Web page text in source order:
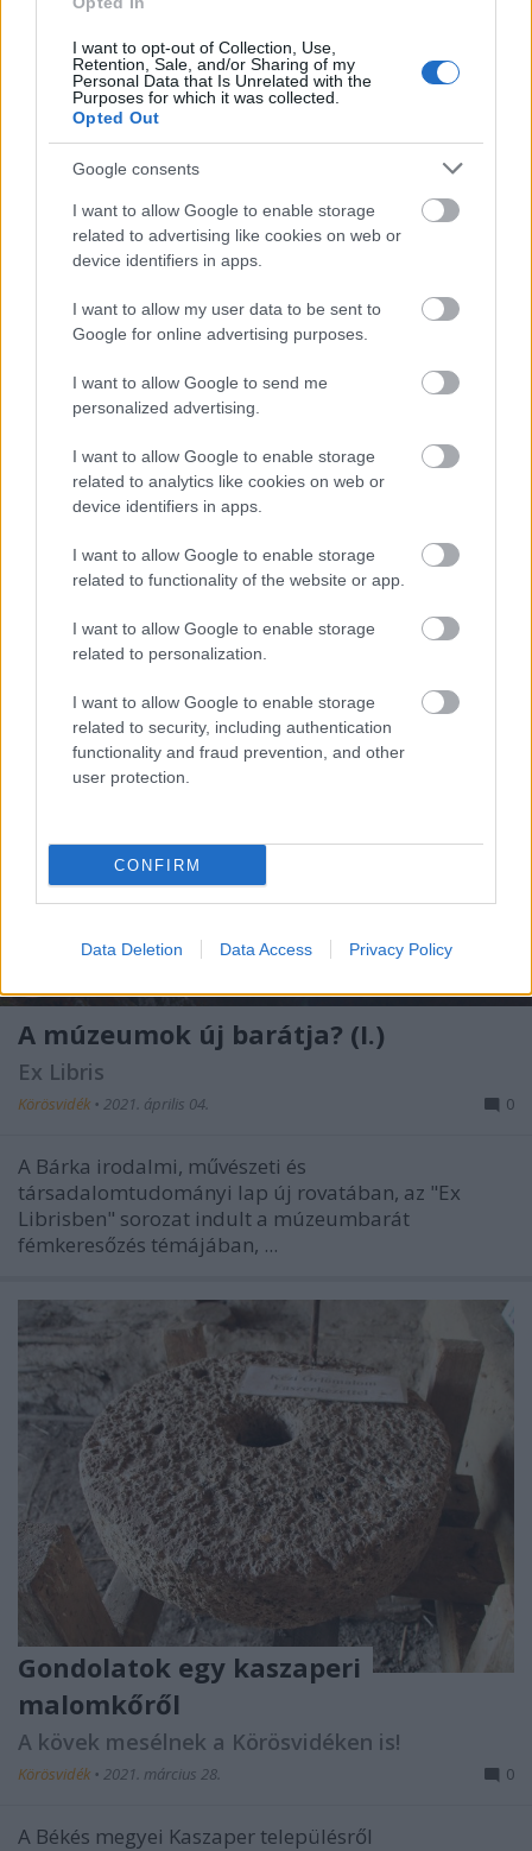
I want to opt-out of Collection, Use,
Retention, Sale, and/or Sharing of my
Personal Data that Is Unrelated with the
Purposes for which it was collected.
Opted Out
Google consents
I want to allow Google to enable storage
related to advertising like cookies on web or
device identifiers in apps.
I want to allow my user data to be sent to
Google for online advertising purposes.
I want to allow Google to send me
personalized advertising.
I want to allow Google to enable storage
related to analytics like cookies on web or
device identifiers in apps.
I want to allow Google to enable storage
related to functionality of the website or app.
I want to allow Google to enable storage
related to personalization.
I want to allow Google to enable storage
related to security, including authentication
functionality and fraud prevention, and other
user protection.
CONFIRM
Data Deletion Data Access Privacy Policy
Körösvidék•2021. május 02.
A Körösök által uralt Békés megye vidéke már a
korábbi évezredekben is sűrűn lakott terület volt,
amelyet az elmúlt évtizedek régészeti ...
Elhagyott folyómedrek a Körösök-
vidékén I.
A kövek mesélnek a Körösvidéken is!
Körösvidék•2021. április 18.
A Tiszántúl vízrajzi térképére pillantva mindenki
számára a jól megszokott folyó nyomvonalak
A múzeumok új barátja? (I.)
Ex Libris
Körösvidék • 2021. április 04. 0
A Bárka irodalmi, művészeti és
társadalomtudományi lap új rovatában, az "Ex
Librisben" sorozat indult a múzeumbarát
fémkeresőzés témájában, ...
Gondolatok egy kaszaperi
malomkőről
A kövek mesélnek a Körösvidéken is!
Körösvidék • 2021. március 28. 0
A Békés megyei Kaszaper településről